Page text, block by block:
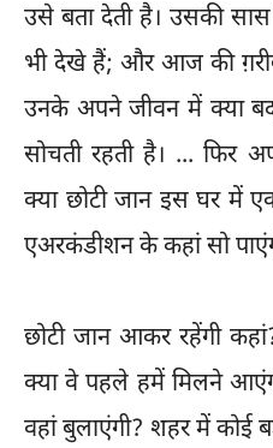
उसे बता देती है। उसकी
भी देखे हैं; और आज की
उनके अपने जीवन में क्या
सोचती रहती है। ... फिर
क्या छोटी जान इस घर में एक
एअरकंडीशन के कहां सो
छोटी जान आकर रहेंगी
क्या वे पहले हमें मिलने
वहां बुलाएंगी? शहर में कोई